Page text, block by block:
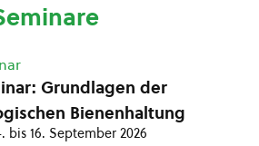
Grundlagen der
Bienenhaltung
bis 16. September 2026